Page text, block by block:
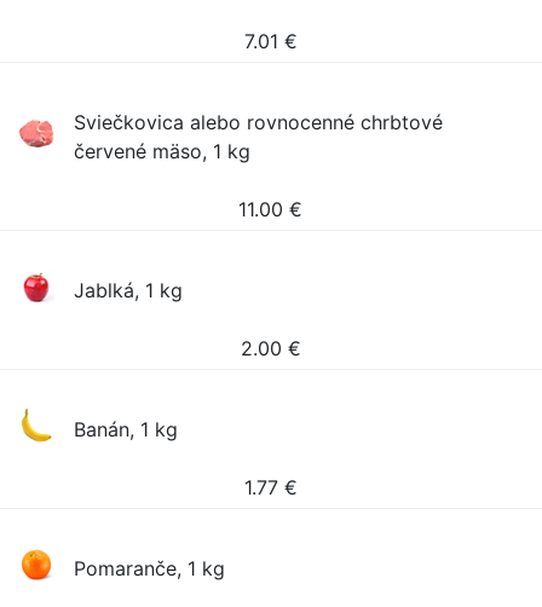
7.01 €
Sviečkovica alebo rovnocenné chrbtové
červené mäso, 1 kg
11.00 €
Jablká, 1 kg
2.00 €
Banán, 1 kg
1.77 €
Pomaranče, 1 kg